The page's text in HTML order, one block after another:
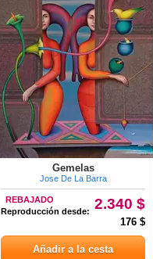
Gemelas
Jose De La Barra
2.340 $
REBAJADO
Reproducción desde:
176 $
Añadir a la cesta